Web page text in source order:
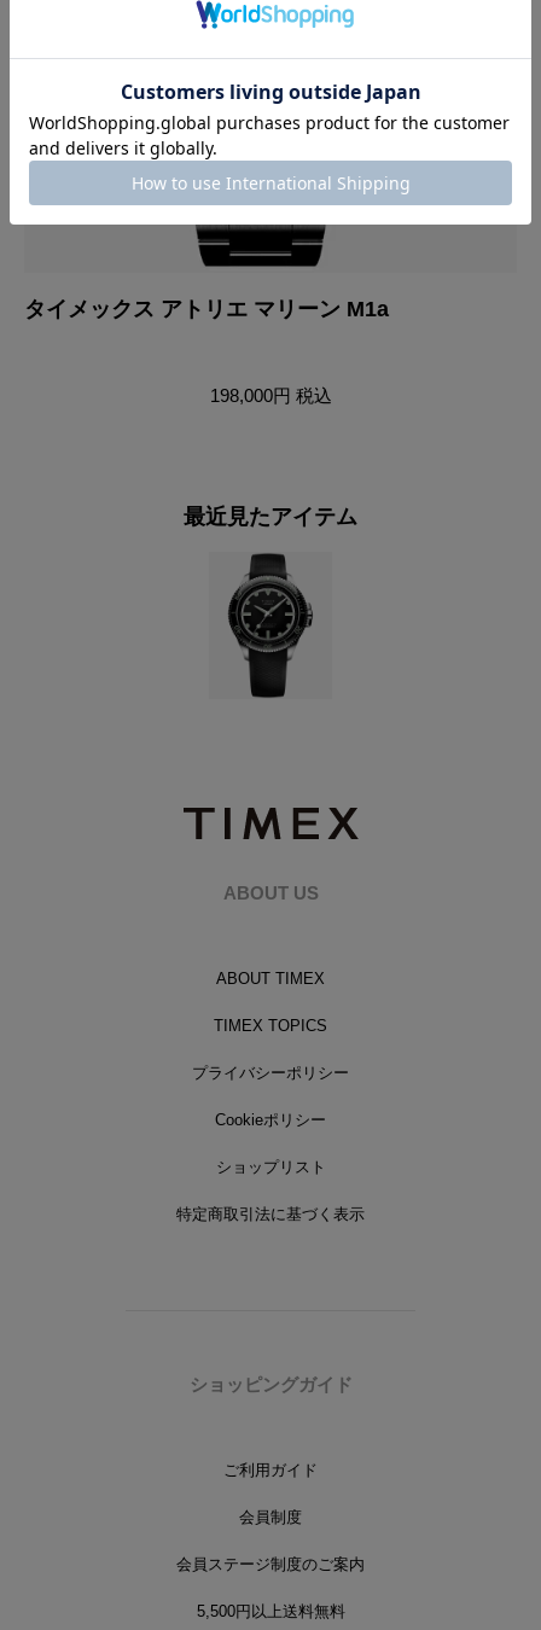
タイメックス アトリエ マリーン M1a
198,000円 税込
最近見たアイテム
ABOUT US
ABOUT TIMEX
TIMEX TOPICS
プライバシーポリシー
Cookieポリシー
ショップリスト
特定商取引法に基づく表示
ショッピングガイド
ご利用ガイド
会員制度
会員ステージ制度のご案内
5,500円以上送料無料